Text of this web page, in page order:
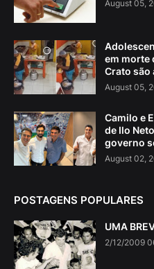
August 05,
em morte
Crato são
August 05,
Camilo e
de Ilo
governo
August 02,
POSTAGENS POPULARES
UMA
2/12/2009